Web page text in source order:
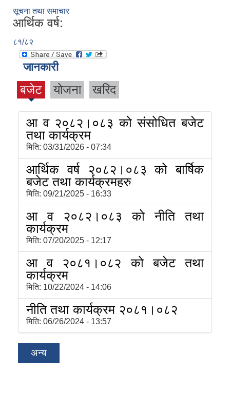
सूचना तथा समाचार
आर्थिक वर्ष:
८१/८२
जानकारी
बजेट योजना खरिद
आ व २०८२।०८३ को संसोधित बजेट
तथा कार्यक्रम
मिति: 03/31/2026 - 07:34
आर्थिक वर्ष २०८२।०८३ को बार्षिक
बजेट तथा कार्यक्रमहरु
मिति: 09/21/2025 - 16:33
आ व २०८२।०८३ को नीति तथा
कार्यक्रम
मिति: 07/20/2025 - 12:17
आ व २०८१।०८२ को बजेट तथा
कार्यक्रम
मिति: 10/22/2024 - 14:06
नीति तथा कार्यक्रम २०८१।०८२
मिति: 06/26/2024 - 13:57
अन्य